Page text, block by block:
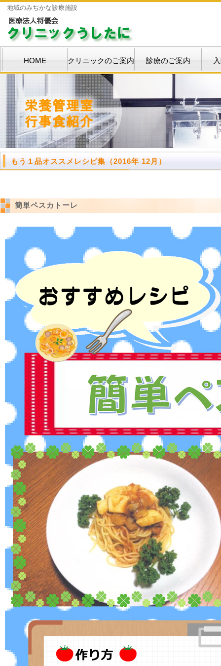
地域のみぢかな診療施設
HOME クリニックのご案内 診療のご案内
もう１品オススメレシピ集（2016年 12月）
簡単ペスカトーレ